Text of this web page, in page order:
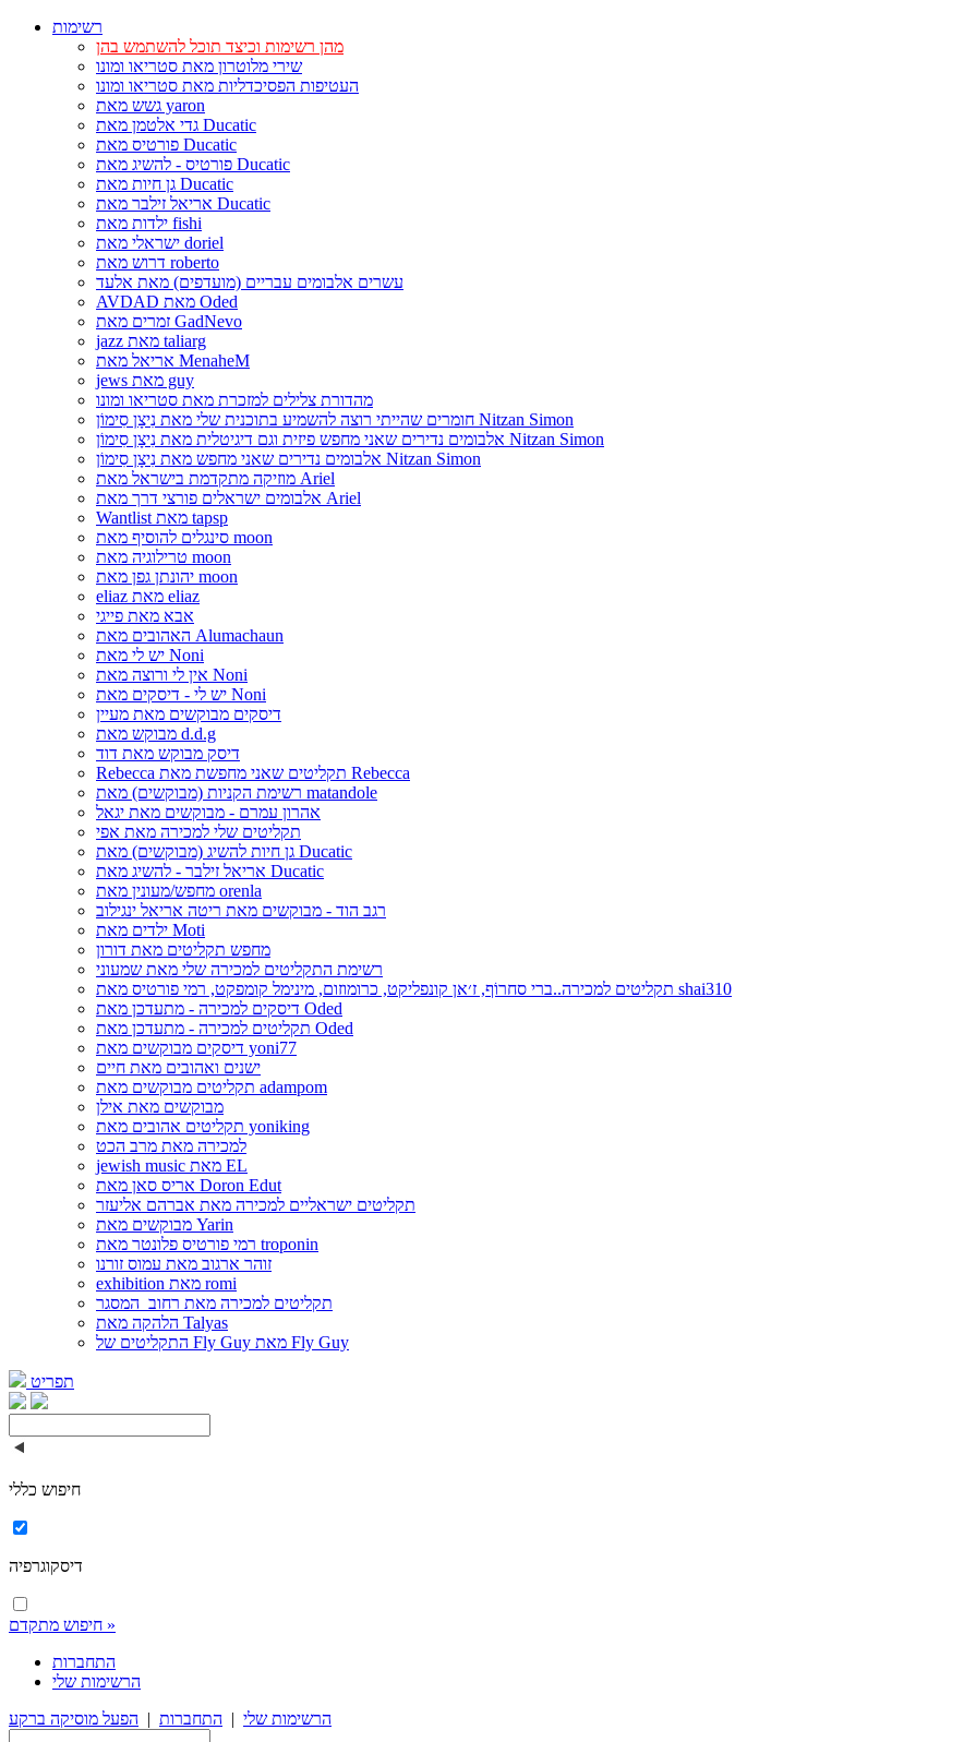
רשימות
מהן רשימות וכיצד תוכל להשתמש בהן
שירי מלוטרון מאת סטריאו ומונו
העטיפות הפסיכדליות מאת סטריאו ומונו
גשש מאת yaron
גדי אלטמן מאת Ducatic
פורטיס מאת Ducatic
פורטיס - להשיג מאת Ducatic
גן חיות מאת Ducatic
אריאל זילבר מאת Ducatic
ילדות מאת fishi
ישראלי מאת doriel
דרוש מאת roberto
עשרים אלבומים עבריים (מועדפים) מאת אלעד
AVDAD מאת Oded
זמרים מאת GadNevo
jazz מאת taliarg
אריאל מאת MenaheM
jews מאת guy
מהדורת צלילים למזכרת מאת סטריאו ומונו
חומרים שהייתי רוצה להשמיע בתוכנית שלי מאת נִיצָן סִימוֹן Nitzan Simon
אלבומים נדירים שאני מחפש פיזית וגם דיגיטלית מאת נִיצָן סִימוֹן Nitzan Simon
אלבומים נדירים שאני מחפש מאת נִיצָן סִימוֹן Nitzan Simon
מוזיקה מתקדמת בישראל מאת Ariel
אלבומים ישראלים פורצי דרך מאת Ariel
Wantlist מאת tapsp
סינגלים להוסיף מאת moon
טרילוגיה מאת moon
יהונתן גפן מאת moon
eliaz מאת eliaz
אבא מאת פייגי
האהובים מאת Alumachaun
יש לי מאת Noni
אין לי ורוצה מאת Noni
יש לי - דיסקים מאת Noni
דיסקים מבוקשים מאת מעיין
מבוקש מאת d.d.g
דיסק מבוקש מאת דוד
Rebecca תקליטים שאני מחפשת מאת Rebecca
רשימת הקניות (מבוקשים) מאת matandole
אהרון עמרם - מבוקשים מאת יגאל
תקליטים שלי למכירה מאת אפי
גן חיות להשיג (מבוקשים) מאת Ducatic
אריאל זילבר - להשיג מאת Ducatic
מחפש/מעונין מאת orenla
רגב הוד - מבוקשים מאת ריטה אריאל ינגילוב
ילדים מאת Moti
מחפש תקליטים מאת דורון
רשימת התקליטים למכירה שלי מאת שמעוני
תקליטים למכירה..ברי סחרוֹף, ז׳אן קונפליקט, כרומוזום, מינימל קומפקט, רמי פורטיס מאת shai310
דיסקים למכירה - מתעדכן מאת Oded
תקליטים למכירה - מתעדכן מאת Oded
דיסקים מבוקשים מאת yoni77
ישנים ואהובים מאת חיים
תקליטים מבוקשים מאת adampom
מבוקשים מאת אילן
תקליטים אהובים מאת yoniking
למכירה מאת מרב הכט
jewish music מאת EL
אריס סאן מאת Doron Edut
תקליטים ישראליים למכירה מאת אברהם אליעזר
מבוקשים מאת Yarin
רמי פורטיס פלונטר מאת troponin
זוהר ארגוב מאת עמוס זורנו
exhibition מאת romi
תקליטים למכירה מאת רחוב_המסגר
הלהקה מאת Talyas
התקליטים של Fly Guy מאת Fly Guy
תפריט
חיפוש כללי
חיפוש מתקדם »
התחברות
הרשימות שלי
הרשימות שלי | התחברות | הפעל מוסיקה ברקע